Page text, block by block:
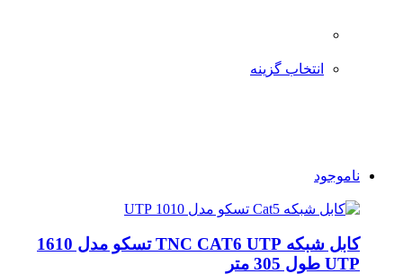
انتخاب گزینه
ناموجود
کابل شبکه TNC CAT6 UTP تسکو مدل 1610
UTP طول 305 متر